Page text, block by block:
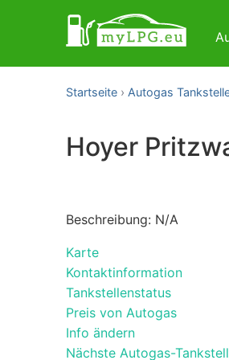
Startseite Autogas
Hoyer
Beschreibung: N/A
Karte
Kontaktinformation
Tankstellenstatus
Preis von Autogas
Info ändern
Nächste Autogas-